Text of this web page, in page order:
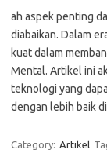
ah aspek penting
diabaikan. Dalam
kuat dalam
Mental. Artikel ini
teknologi yang
dengan lebih baik
Category: Artikel